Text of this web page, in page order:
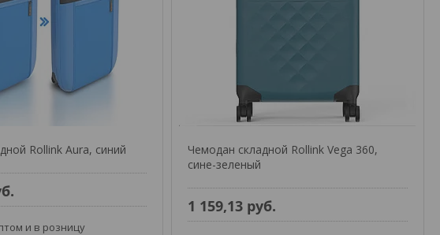
Rollink Aura, синий
и в розницу
Чемодан складной Rollink Vega 360,
сине-зеленый
1 159,13 руб.